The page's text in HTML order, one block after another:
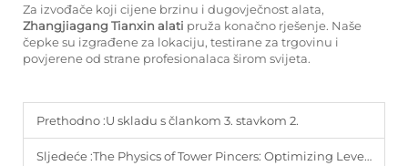
Za izvođače koji cijene brzinu i dugovječnost alata,
Zhangjiagang Tianxin alati pruža konačno rješenje. Naše
čepke su izgrađene za lokaciju, testirane za trgovinu i
povjerene od strane profesionalaca širom svijeta.
Prethodno :U skladu s člankom 3. stavkom 2.
Sljedeće :The Physics of Tower Pincers: Optimizing Leverage for Steel Fixing | iNEWDAY